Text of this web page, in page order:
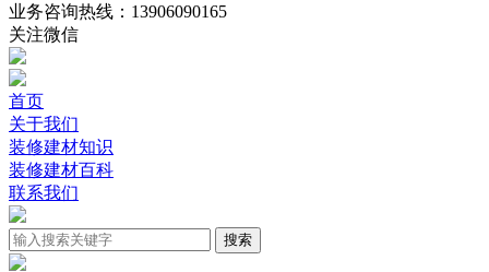
业务咨询热线： 13906090165
关注微信
首页
关于我们
装修建材知识
装修建材百科
联系我们